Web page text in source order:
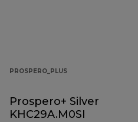
PROSPERO_PLUS
Prospero+ Silver
KHC29A.M0SI